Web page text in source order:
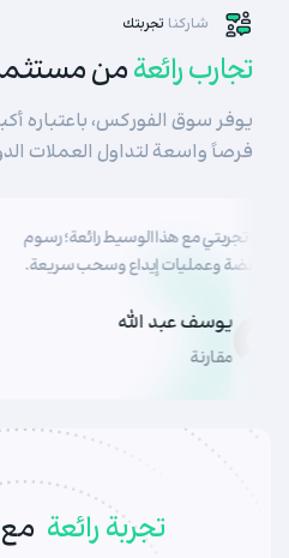
شاركنا تجربتك
تجارب رائعةمن
يوفر سوق الفوركس، باعتباره
فرصاً واسعة لتداول العملات
كانت تجربتي مع هذا الوسيط رائعة؛ رسوم
منخفضة وعمليات إيداع وسحب سريعة.
يوسف عبد الله
مقارنة
تجربة رائعة